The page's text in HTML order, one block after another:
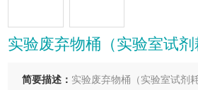
实验废弃物桶（实验室试剂
简要描述： 实验废弃物桶（实验室试剂耗